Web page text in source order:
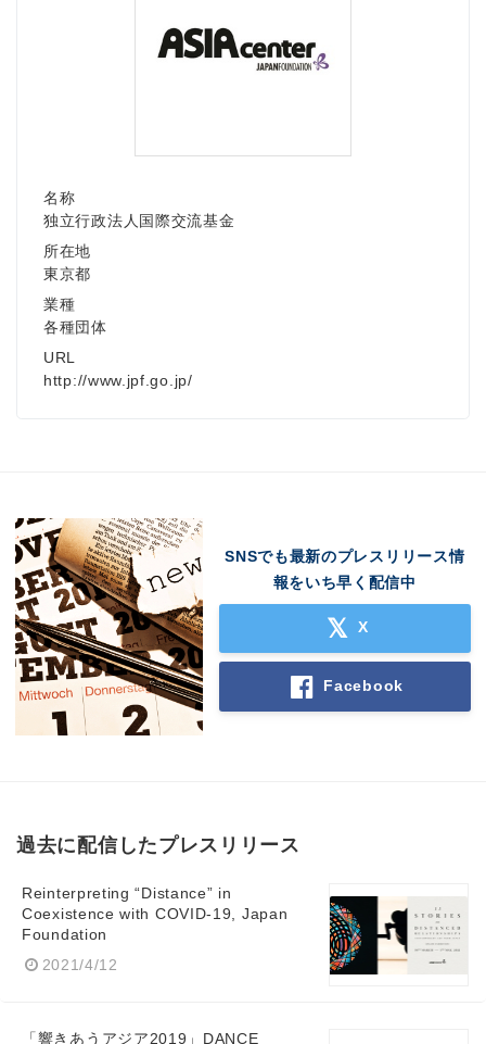
名称
独立行政法人国際交流基金
所在地
東京都
業種
各種団体
URL
http://www.jpf.go.jp/
SNSでも最新のプレスリリース情
報をいち早く配信中
X
Facebook
過去に配信したプレスリリース
Reinterpreting “Distance” in
Coexistence with COVID-19, Japan
Foundation
2021/4/12
「響きあうアジア2019」DANCE